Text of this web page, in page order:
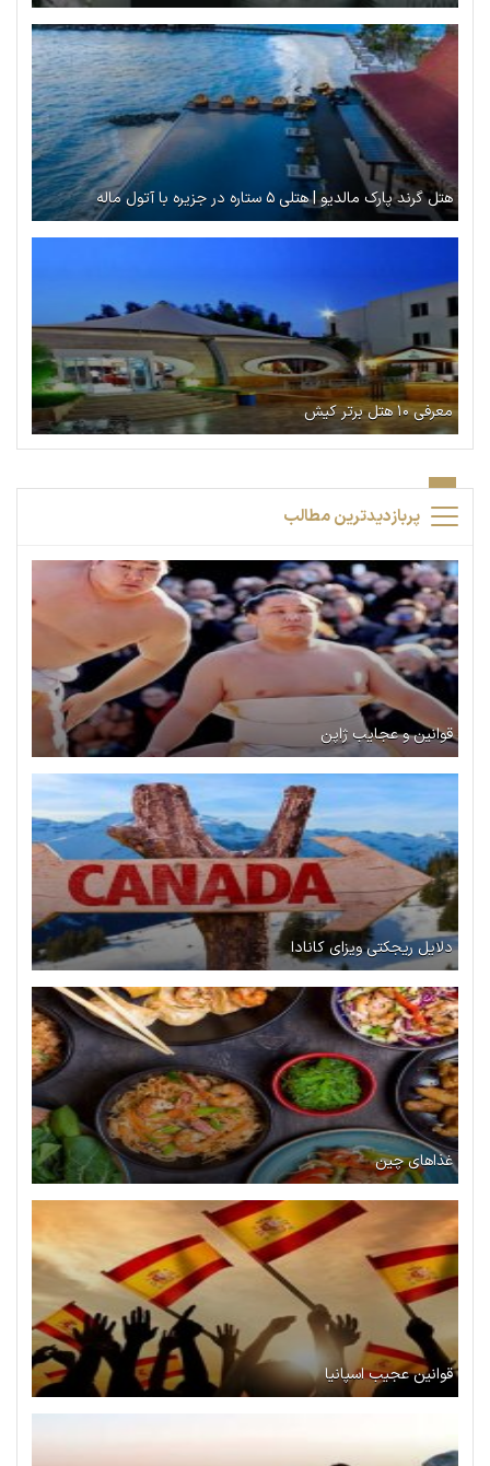
هتل گرند پارک مالدیو | هتلی ۵ ستاره در جزیره با آتول ماله
معرفی ۱۰ هتل برتر کیش
پربازدیدترین مطالب
قوانین و عجایب ژاپن
دلایل ریجکتی ویزای کانادا
غذاهای چین
قوانین عجیب اسپانیا